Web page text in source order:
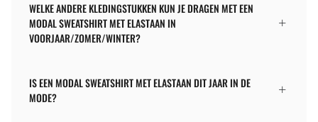
WELKE ANDERE KLEDINGSTUKKEN KUN JE DRAGEN MET EEN
MODAL SWEATSHIRT MET ELASTAAN IN
VOORJAAR/ZOMER/WINTER?
IS EEN MODAL SWEATSHIRT MET ELASTAAN DIT JAAR IN DE
MODE?